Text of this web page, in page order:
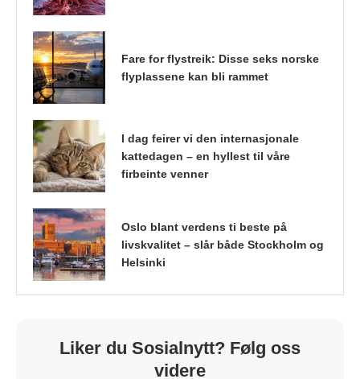
Fare for flystreik: Disse seks norske
flyplassene kan bli rammet
I dag feirer vi den internasjonale
kattedagen – en hyllest til våre
firbeinte venner
Oslo blant verdens ti beste på
livskvalitet – slår både Stockholm og
Helsinki
Liker du Sosialnytt? Følg oss
videre